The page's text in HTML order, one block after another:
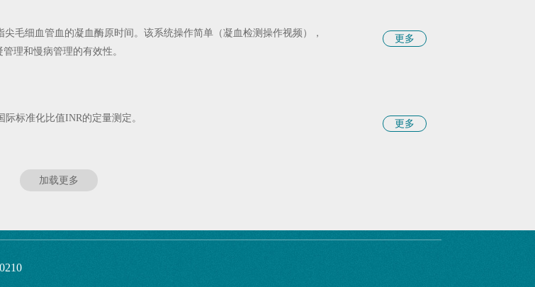
毛细血管血的凝血酶原时间。该系统操作简单（凝血检测操作视频），
理和慢病管理的有效性。
更多
标准化比值INR的定量测定。
更多
加载更多